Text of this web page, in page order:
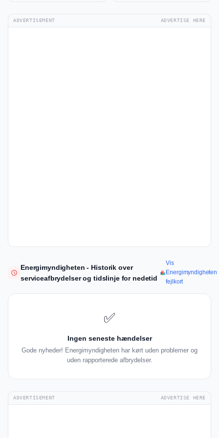
ADVERTISEMENT ADVERTISE HERE
Energimyndigheten - Historik over
serviceafbrydelser og tidslinje for nedetid
Vis
Energimyndigheten
fejlkort
✅
Ingen seneste hændelser
Gode nyheder! Energimyndigheten har kørt uden problemer og
uden rapporterede afbrydelser.
ADVERTISEMENT ADVERTISE HERE